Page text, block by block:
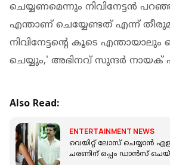
ചെയ്യണമെന്നും നിവിനേട്ടൻ
എന്താണ് ചെയ്യേണ്ടത് എന്ന്
നിവിനേട്ടന്റെ കൂടെ
ചെയ്യും,' അഭിനവ് സുന്ദർ
Also Read:
ENTERTAINMENT NEWS
വെയിറ്റ് ലോസ് ചെയ്യാന്‍
ചരണിന് ഒപ്പം ഡാൻസ്